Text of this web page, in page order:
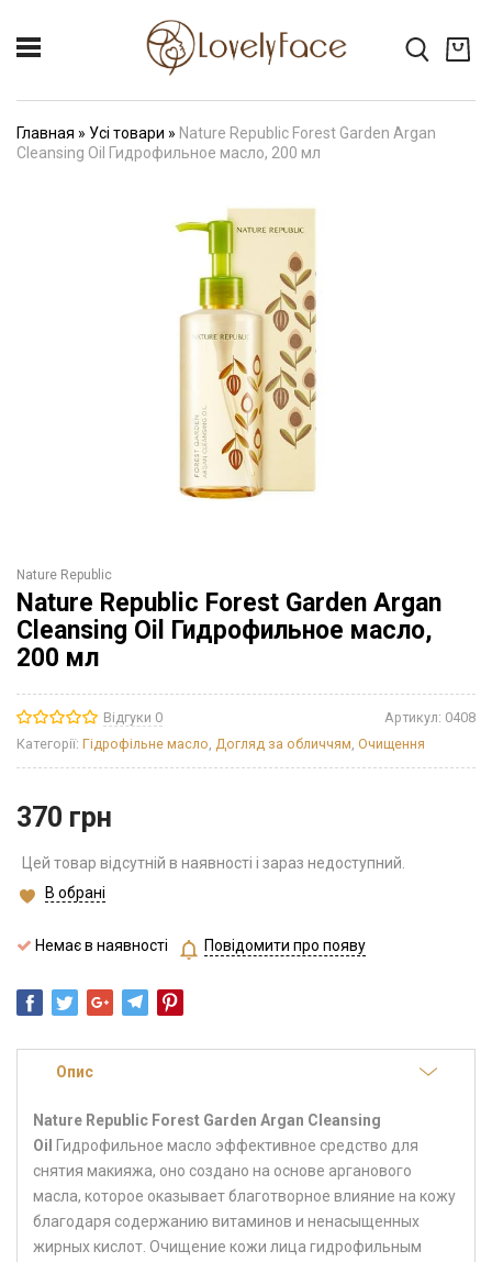
Главная » Усі товари » Nature Republic Forest Garden Argan
Cleansing Oil Гидрофильное масло, 200 мл
Nature Republic
Nature Republic Forest Garden Argan
Cleansing Oil Гидрофильное масло,
200 мл
Відгуки 0 Артикул: 0408
Категорії: Гідрофільне масло, Догляд за обличчям, Очищення
370 грн
Цей товар відсутній в наявності і зараз недоступний.
В обрані
Немає в наявності Повідомити про появу
Опис
Nature Republic Forest Garden Argan Cleansing
Oil
Гидрофильное масло эффективное средство для
снятия макияжа, оно создано на основе арганового
масла, которое оказывает благотворное влияние на кожу
благодаря содержанию витаминов и ненасыщенных
жирных кислот. Очищение кожи лица гидрофильным